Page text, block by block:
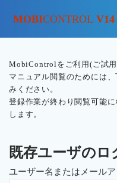
MOBICONTROL V14
MobiControlをご利用(ご試用
マニュアル閲覧のためには
みください。
登録作業が終わり閲覧可能
します。
既存ユーザのロ
ユーザー名またはメールア